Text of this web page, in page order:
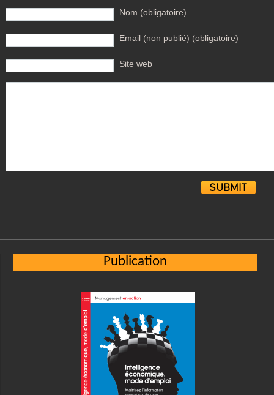
Nom (obligatoire)
Email (non publié) (obligatoire)
Site web
Publication